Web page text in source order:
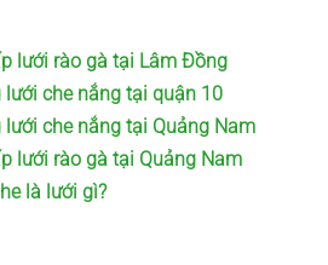
lưới rào gà tại Lâm Đồng
lưới che nắng tại quận 10
lưới che nắng tại Quảng Nam
lưới rào gà tại Quảng Nam
là lưới gì?